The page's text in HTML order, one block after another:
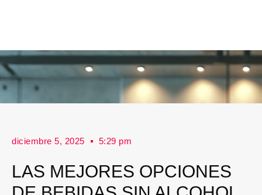
diciembre 5, 2025 5:29 pm
LAS MEJORES OPCIONES